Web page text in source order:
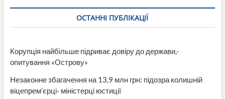
юридично
існує
на
його
про
нелегітимність
ОСТАННІ ПУБЛІКАЦІЇ
Корупція найбільше підриває довіру до держави,-
опитування «Острову»
Незаконне збагачення на 13,9 млн грн: підозра колишній
віцепрем’єрці- міністерці юстиції